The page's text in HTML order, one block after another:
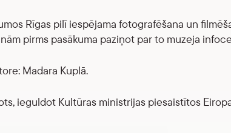
Rīgas pilī iespējama fotografēšana un
pirms pasākuma paziņot par to muzeja
Madara Kuplā.
ieguldot Kultūras ministrijas piesaistītos